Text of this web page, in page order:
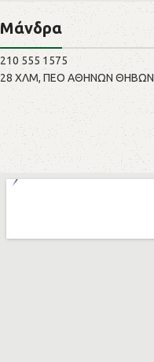
Μάνδρα
210 555 1575
28 ΧΛΜ, ΠΕΟ ΑΘΗΝΩΝ ΘΗΒΩΝ